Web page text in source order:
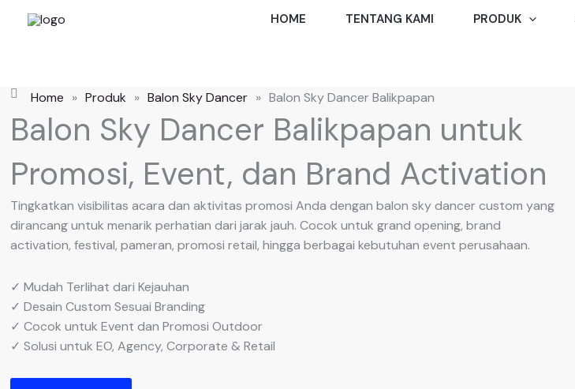
HOME TENTANG KAMI PRODUK
Home » Produk » Balon Sky Dancer » Balon Sky Dancer Balikpapan
Balon Sky Dancer Balikpapan untuk
Promosi, Event, dan Brand Activation
Tingkatkan visibilitas acara dan aktivitas promosi Anda dengan balon sky dancer custom yang
dirancang untuk menarik perhatian dari jarak jauh. Cocok untuk grand opening, brand
activation, festival, pameran, promosi retail, hingga berbagai kebutuhan event perusahaan.
✓ Mudah Terlihat dari Kejauhan
✓ Desain Custom Sesuai Branding
✓ Cocok untuk Event dan Promosi Outdoor
✓ Solusi untuk EO, Agency, Corporate & Retail